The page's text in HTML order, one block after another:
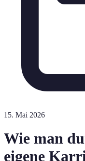
15. Mai 2026
Wie man
eigene